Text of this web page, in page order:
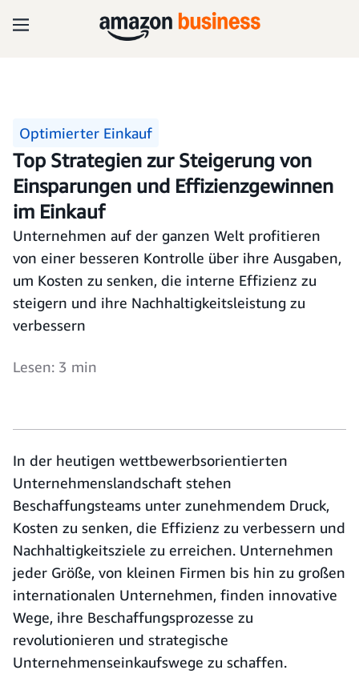
Optimierter Einkauf
Top Strategien zur Steigerung von
Einsparungen und Effizienzgewinnen
im Einkauf
Unternehmen auf der ganzen Welt profitieren
von einer besseren Kontrolle über ihre Ausgaben,
um Kosten zu senken, die interne Effizienz zu
steigern und ihre Nachhaltigkeitsleistung zu
verbessern
Lesen: 3 min
In der heutigen wettbewerbsorientierten
Unternehmenslandschaft stehen
Beschaffungsteams unter zunehmendem Druck,
Kosten zu senken, die Effizienz zu verbessern und
Nachhaltigkeitsziele zu erreichen. Unternehmen
jeder Größe, von kleinen Firmen bis hin zu großen
internationalen Unternehmen, finden innovative
Wege, ihre Beschaffungsprozesse zu
revolutionieren und strategische
Unternehmenseinkaufswege zu schaffen.